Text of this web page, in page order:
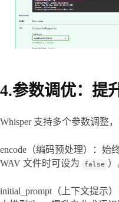
4.参数调优：提
Whisper 支持多个参数调整
encode（编码预处理）：始
WAV 文件时可设为
false ）
initial_prompt（上下文提示